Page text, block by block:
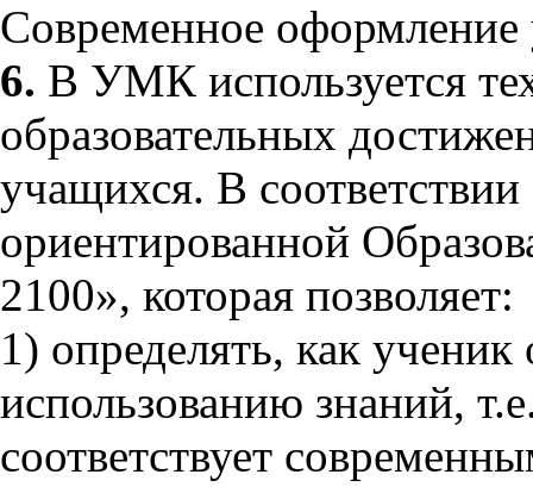
Современное оформление
6. В УМК используется
образовательных
учащихся. В
ориентированной
2100», которая позволяет:
1) определять, как
использованию знаний,
соответствует